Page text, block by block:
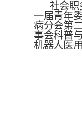
社会职
一届青年
病分会第
事会科普
机器人医